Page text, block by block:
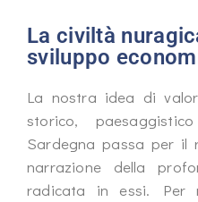
La civiltà
sviluppo
La nostra idea di
storico,
Sardegna passa per il
narrazione della
radicata in essi. Per